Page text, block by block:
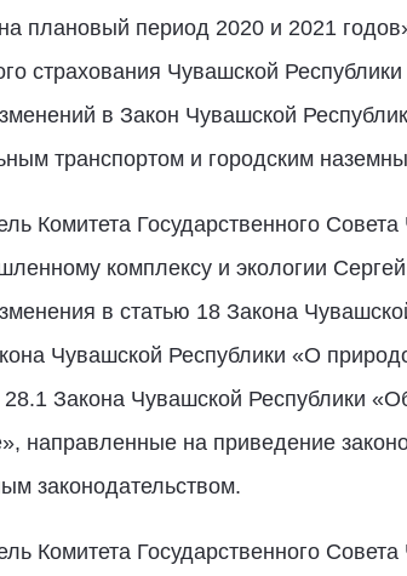
плановый период 2020 и 2021
страхования Чувашской
в Закон Чувашской
транспортом и городским
Комитета Государственного
комплексу и экологии
в статью 18 Закона
Чувашской Республики «О
28.1 Закона Чувашской Республики
направленные на приведение
законодательством.
Комитета Государственного